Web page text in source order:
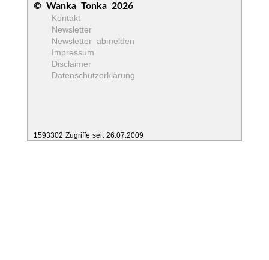
© Wanka Tonka 2026
Kontakt
Newsletter
Newsletter abmelden
Impressum
Disclaimer
Datenschutzerklärung
1593302 Zugriffe seit 26.07.2009